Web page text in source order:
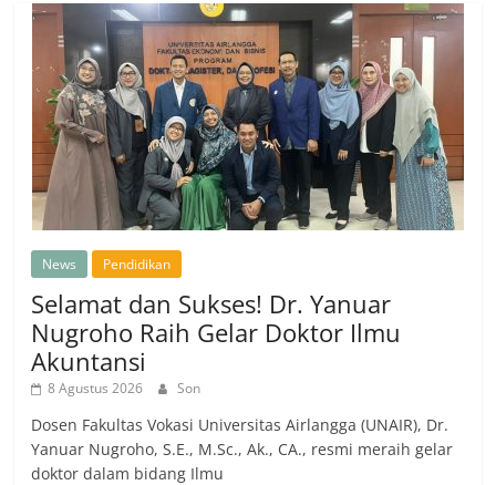
News Pendidikan
Selamat dan Sukses! Dr. Yanuar
Nugroho Raih Gelar Doktor Ilmu
Akuntansi
8 Agustus 2026 Son
Dosen Fakultas Vokasi Universitas Airlangga (UNAIR), Dr.
Yanuar Nugroho, S.E., M.Sc., Ak., CA., resmi meraih gelar
doktor dalam bidang Ilmu